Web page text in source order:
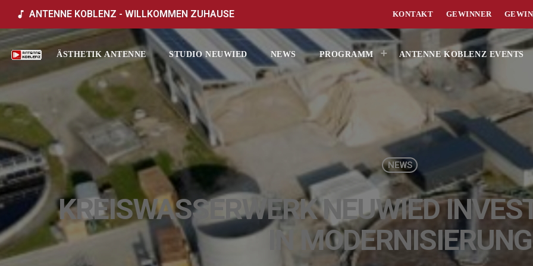
music_note ANTENNE KOBLENZ - WILLKOMMEN ZUHAUSE KONTAKT GEWINNER
ÄSTHETIK ANTENNE STUDIO NEUWIED NEWS PROGRAMM ANTENNE KOBLENZ EVENTS
NEWS
KREISWASSERWERK NEUWIED
IN MODERNISIERUNG